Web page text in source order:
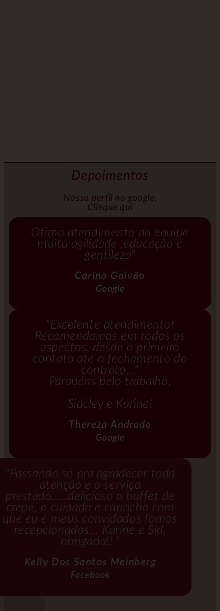
Depoimentos
Nosso perfil no google,
Clieque qui
Ótimo atendimento da equipe
muita agilidade ,educação e
gentileza"
Carina Galvão
Google
"Excelente atendimento!
Recomendamos em todos os
aspectos, desde o primeiro
contato até o fechamento do
contrato..."
Parabéns pelo trabalho,
Sidcley e Karine!
Thereza Andrade
Google
"Passando só pra agradecer toda
atenção e o serviço
prestado.....delicioso o buffet de
crepe, o cuidado e capricho com
que eu e meus convidados fomos
recepcionados... Karine e Sid,
obrigada!! "
Kelly Dos Santos Meinberg
Facebook